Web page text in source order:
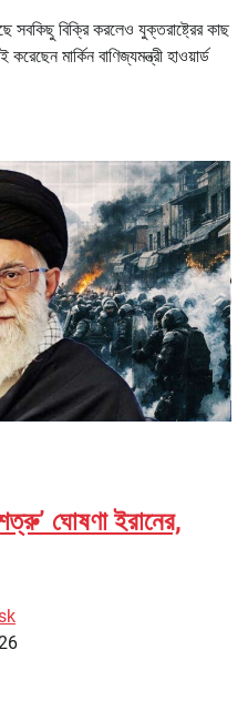
সবকিছু বিক্রি করলেও যুক্তরাষ্ট্রের কাছ
মার্কিন বাণিজ্যমন্ত্রী হাওয়ার্ড
ঘোষণা ইরানের,